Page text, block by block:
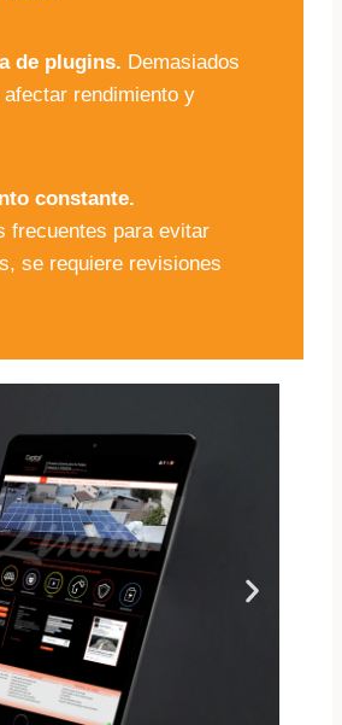
de plugins. Demasiados
afectar rendimiento y
constante.
frecuentes para evitar
se requiere revisiones